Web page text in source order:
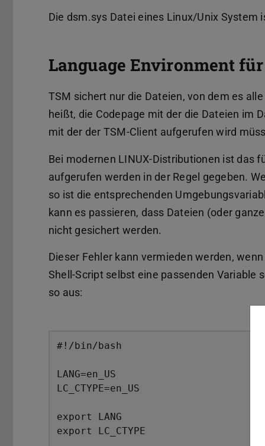
Die dsm.sys Datei eines Linux/Unix System
Language Environment
TSM sichert nur die Dateien, von dem es
heißt, die Codepage mit der die Dateien im
mit der der TSM-Client aufgerufen wird
Bei modernen LINUX-Distributionen ist das
aufgerufen werden in der Regel gegeben.
so ist die entsprechenden
kann es passieren, dass Dateien (oder
nicht gesichert werden.
Dieser Fehler kann vermieden werden,
Shell-Script selbst eine passenden Variable
so aus:
#!/bin/bash
LANG=en_US
LC_CTYPE=en_US
export LANG
export LC_CTYPE